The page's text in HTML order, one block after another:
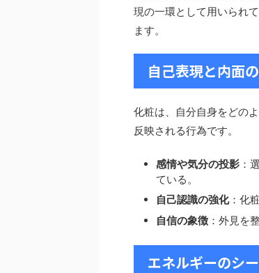
現の一環として用いられ
ます。
自己表現と内面
化粧は、自分自身をどの
反映される行為です。
感情や気分の投影 ：
ている。
自己認識の強化：化
自信の象徴 ：外見を
エネルギーのシ